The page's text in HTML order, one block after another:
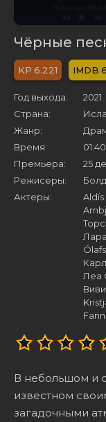
Чёрные
6.221
Год выхода:
2021
Страна:
Жанр:
Время:
01:40
Премьера:
25
Режисеры:
Актеры:
Леа
В небольшом и
известном
загадочными